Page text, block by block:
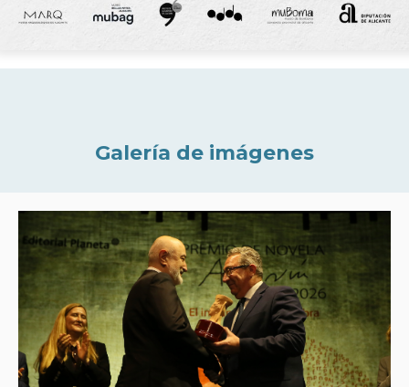
Galería de imágenes